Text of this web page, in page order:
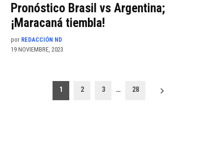
Pronóstico Brasil vs Argentina;
¡Maracaná tiembla!
por REDACCIÓN ND
19 NOVIEMBRE, 2023
Paginación
1 2 3 … 28